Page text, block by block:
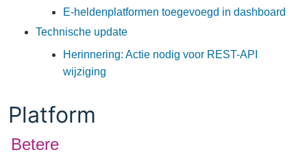
E-heldenplatformen toegevoegd in dashboard
Technische update
Herinnering: Actie nodig voor REST-API
wijziging
Platform
Betere